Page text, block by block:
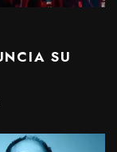
SU